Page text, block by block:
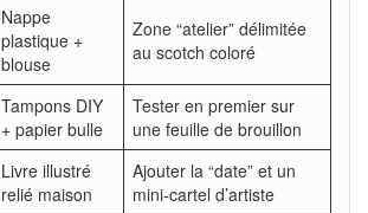
Nappe
plastique +
blouse
Zone “atelier” délimitée
au scotch coloré
Tampons DIY
+ papier bulle
Tester en premier sur
une feuille de brouillon
Livre illustré
relié maison
Ajouter la “date” et un
mini-cartel d’artiste